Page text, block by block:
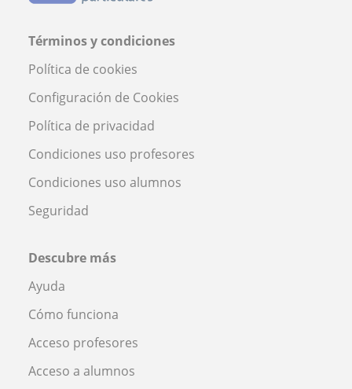
Términos y condiciones
Política de cookies
Configuración de Cookies
Política de privacidad
Condiciones uso profesores
Condiciones uso alumnos
Seguridad
Descubre más
Ayuda
Cómo funciona
Acceso profesores
Acceso a alumnos